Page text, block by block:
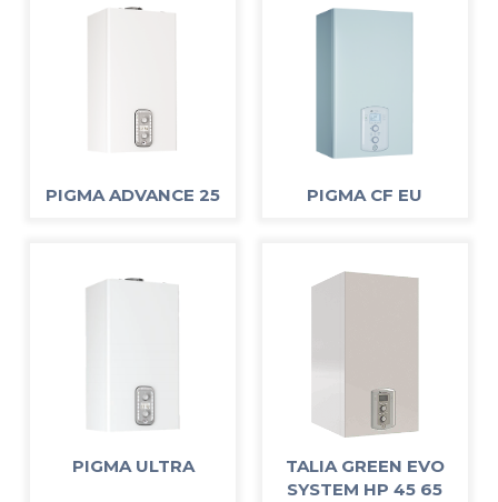
PIGMA ADVANCE 25 PIGMA CF EU
PIGMA ULTRA
TALIA GREEN EVO
SYSTEM HP 45 65